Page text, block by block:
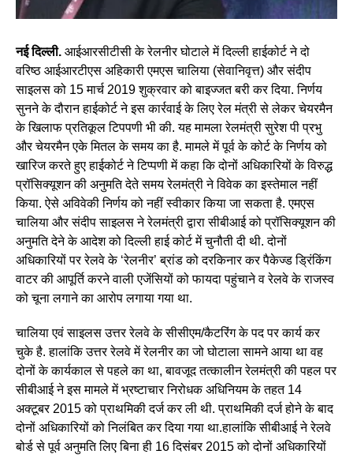
नई दिल्ली. आईआरसीटीसी के रेलनीर घोटाले में दिल्ली हाईकोर्ट ने दो
वरिष्ठ आईआरटीएस अहिकारी एमएस चालिया (सेवानिवृत्त) और संदीप
साइलस को 15 मार्च 2019 शुक्रवार को बाइज्जत बरी कर दिया. निर्णय
सुनने के दौरान हाईकोर्ट ने इस कार्रवाई के लिए रेल मंत्री से लेकर चेयरमैन
के खिलाफ प्रतिकूल टिपपणी भी की. यह मामला रेलमंत्री सुरेश पी प्रभु
और चेयरमैन एके मितल के समय का है. मामले में पूर्व के कोर्ट के निर्णय को
खारिज करते हुए हाईकोर्ट ने टिप्पणी में कहा कि दोनों अधिकारियों के विरुद्ध
प्रॉसिक्यूशन की अनुमति देते समय रेलमंत्री ने विवेक का इस्तेमाल नहीं
किया. ऐसे अविवेकी निर्णय को नहीं स्वीकार किया जा सकता है. एमएस
चालिया और संदीप साइलस ने रेलमंत्री द्वारा सीबीआई को प्रॉसिक्यूशन की
अनुमति देने के आदेश को दिल्ली हाई कोर्ट में चुनौती दी थी. दोनों
अधिकारियों पर रेलवे के ‘रेलनीर’ ब्रांड को दरकिनार कर पैकेज्ड ड्रिंकिंग
वाटर की आपूर्ति करने वाली एजेंसियों को फायदा पहुंचाने व रेलवे के राजस्व
को चूना लगाने का आरोप लगाया गया था.
चालिया एवं साइलस उत्तर रेलवे के सीसीएम/कैटरिंग के पद पर कार्य कर
चुके है. हालांकि उत्तर रेलवे में रेलनीर का जो घोटाला सामने आया था वह
दोनों के कार्यकाल से पहले का था, बावजूद तत्कालीन रेलमंत्री की पहल पर
सीबीआई ने इस मामले में भ्रष्टाचार निरोधक अधिनियम के तहत 14
अक्टूबर 2015 को प्राथमिकी दर्ज कर ली थी. प्राथमिकी दर्ज होने के बाद
दोनों अधिकारियों को निलंबित कर दिया गया था.हालांकि सीबीआई ने रेलवे
बोर्ड से पूर्व अनुमति लिए बिना ही 16 दिसंबर 2015 को दोनों अधिकारियों